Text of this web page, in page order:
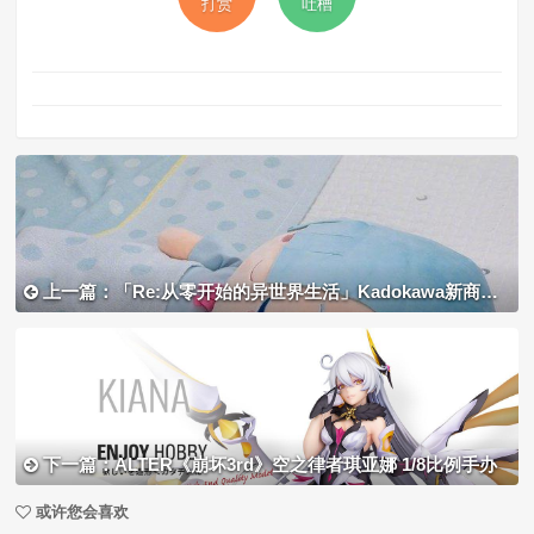
打赏 吐槽
上一篇：「Re:从零开始的异世界生活」Kadokawa新商品“蕾姆安眠布偶”
下一篇：ALTER《崩坏3rd》空之律者琪亚娜 1/8比例手办
或许您会喜欢